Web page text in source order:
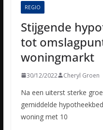
REGIO
Stijgende
tot
woningmarkt
30/12/2022 Cheryl Groen
Na een uiterst sterke
gemiddelde
woning met 10